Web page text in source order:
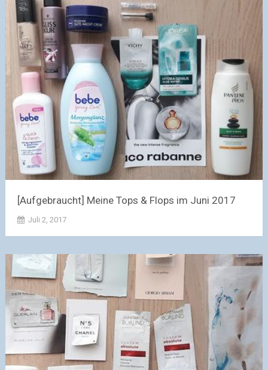
[Aufgebraucht] Meine Tops & Flops im Juni 2017
Juli 2, 2017